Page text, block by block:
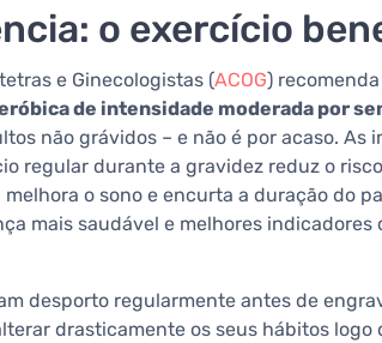
o exercício
e Ginecologistas (ACOG)
de intensidade moderada por
não grávidos – e não é por acaso. As
regular durante a gravidez reduz o
melhora o sono e encurta a duração do
mais saudável e melhores
desporto regularmente antes de
drasticamente os seus hábitos logo